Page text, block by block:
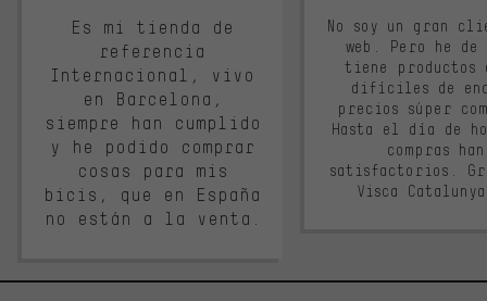
Es mi tienda de
referencia
Internacional, vivo
en Barcelona,
siempre han cumplido
y he podido comprar
cosas para mis
bicis, que en España
no están a la venta.
No soy un gran
web. Pero he
tiene productos
difíciles de
precios súper
Hasta el día de
compras
satisfactorios.
Visca